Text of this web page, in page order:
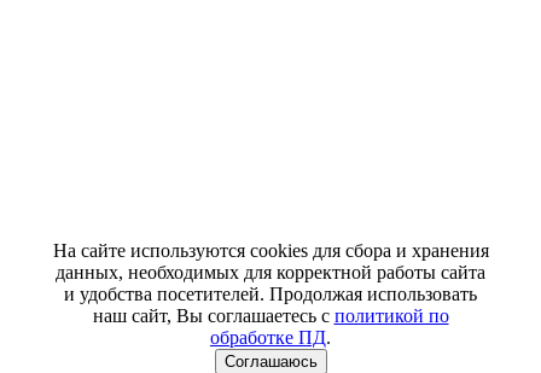
На сайте используются cookies для сбора и хранения
данных, необходимых для корректной работы сайта
и удобства посетителей. Продолжая использовать
наш сайт, Вы соглашаетесь с политикой по
обработке ПД.
Соглашаюсь